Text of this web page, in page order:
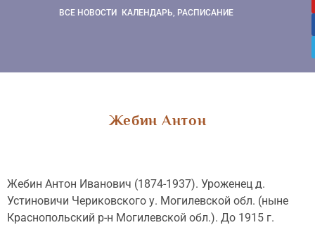
ВСЕ НОВОСТИ КАЛЕНДАРЬ, РАСПИСАНИЕ
Жебин Антон
Жебин Антон Иванович (1874­-1937). Уроженец д.
Устиновичи Чериковского у. Могилевской обл. (ныне
Краснопольский р-н Могилевской обл.). До 1915 г.